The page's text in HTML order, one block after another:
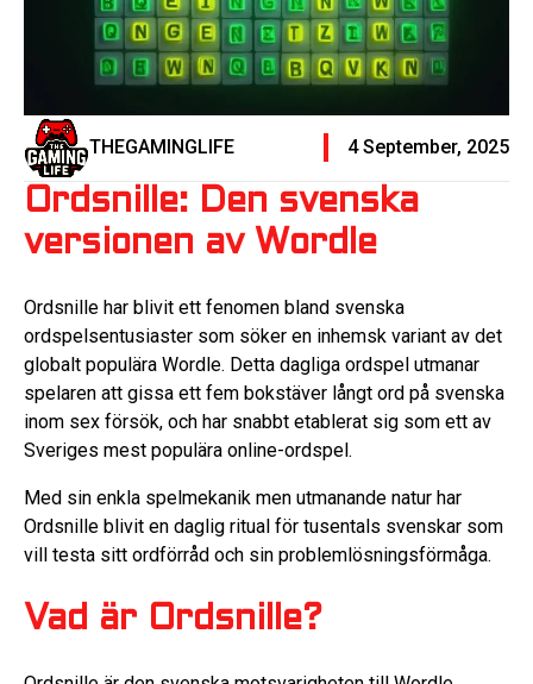
THEGAMINGLIFE 4 September, 2025
Ordsnille: Den svenska
versionen av Wordle
Ordsnille har blivit ett fenomen bland svenska
ordspelsentusiaster som söker en inhemsk variant av det
globalt populära Wordle. Detta dagliga ordspel utmanar
spelaren att gissa ett fem bokstäver långt ord på svenska
inom sex försök, och har snabbt etablerat sig som ett av
Sveriges mest populära online-ordspel.
Med sin enkla spelmekanik men utmanande natur har
Ordsnille blivit en daglig ritual för tusentals svenskar som
vill testa sitt ordförråd och sin problemlösningsförmåga.
Vad är Ordsnille?